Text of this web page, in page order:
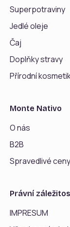
Superpotraviny
Jedlé oleje
Čaj
Doplňky stravy
Přírodní
Monte Nativo
O nás
B2B
Spravedlivé ceny
Právní
IMPRESUM